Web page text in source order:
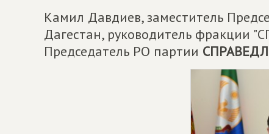
Камил Давдиев, заместитель
Дагестан, руководитель фракции
Председатель РО партии